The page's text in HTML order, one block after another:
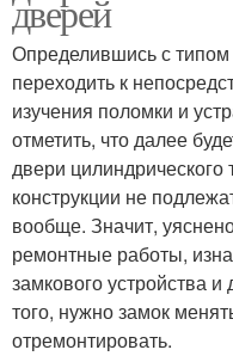
дверей
Определившись с типом
переходить к
изучения поломки и
отметить, что далее
двери цилиндрического
конструкции не
вообще. Значит,
ремонтные работы,
замкового устройства
того, нужно замок
отремонтировать.